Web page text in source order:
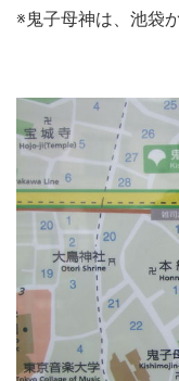
※鬼子母神は、池袋